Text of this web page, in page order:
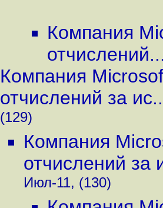
Компания
Компания
отчислений за
(129)
Компания
отчислений за
Июл-11, (130)